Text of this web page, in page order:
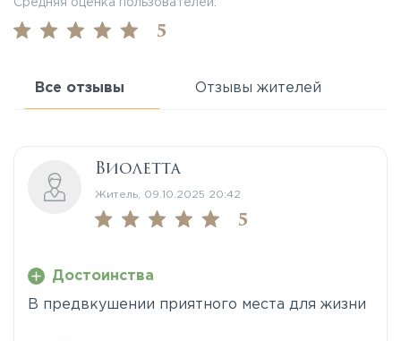
Средняя оценка пользователей:
5
Все отзывы Отзывы жителей
Виолетта
Житель, 09.10.2025 20:42
5
Достоинства
В предвкушении приятного места для жизни